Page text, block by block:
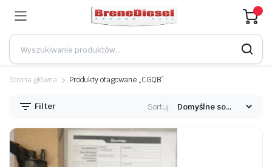
Strona główna Produkty otagowane „CGQB”
Filter Sortuj: